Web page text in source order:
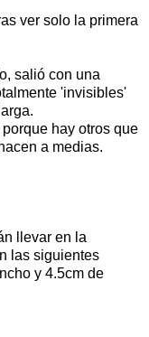
ver solo la primera
salió con una
'invisibles'
hay otros que
a medias.
llevar en la
las siguientes
y 4.5cm de